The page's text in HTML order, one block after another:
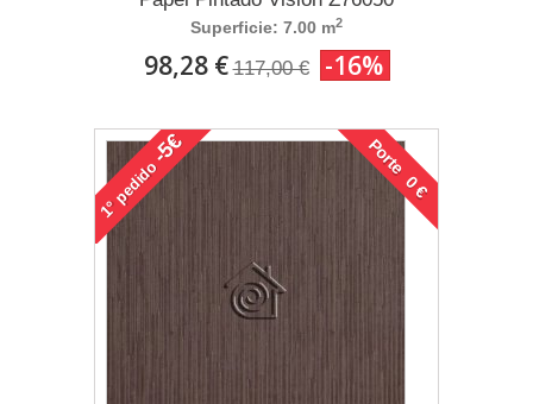
Superficie: 7.00 m2
98,28 € 117,00 € -16%
1°
pedido
-5€ Porte 0 €